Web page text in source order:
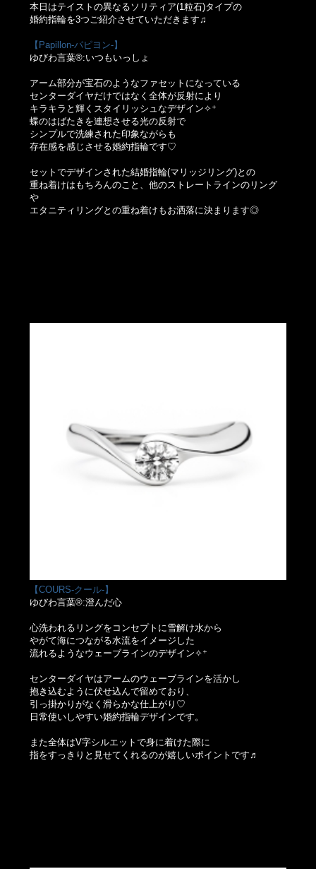
本日はテイストの異なるソリティア(1粒石)タイプの
婚約指輪を3つご紹介させていただきます♫
【Papillon-パピヨン-】
ゆびわ言葉®:いつもいっしょ
アーム部分が宝石のようなファセットになっている
センターダイヤだけではなく全体が反射により
キラキラと輝くスタイリッシュなデザイン✧⁺
蝶のはばたきを連想させる光の反射で
シンプルで洗練された印象ながらも
存在感を感じさせる婚約指輪です♡
セットでデザインされた結婚指輪(マリッジリング)との
重ね着けはもちろんのこと、他のストレートラインのリング
や
エタニティリングとの重ね着けもお洒落に決まります◎
【COURS-クール-】
ゆびわ言葉®:澄んだ心
心洗われるリングをコンセプトに雪解け水から
やがて海につながる水流をイメージした
流れるようなウェーブラインのデザイン✧⁺
センターダイヤはアームのウェーブラインを活かし
抱き込むように伏せ込んで留めており、
引っ掛かりがなく滑らかな仕上がり♡
日常使いしやすい婚約指輪デザインです。
また全体はV字シルエットで身に着けた際に
指をすっきりと見せてくれるのが嬉しいポイントです♬